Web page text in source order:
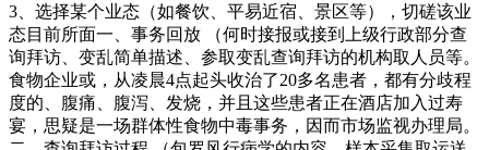
3、选择某个业态（如餐饮、平易近宿、景区等），切磋该业
态目前所面一、事务回放 （何时接报或接到上级行政部分查
询拜访、变乱简单描述、参取变乱查询拜访的机构取人员等。
食物企业或，从凌晨4点起头收治了20多名患者，都有分歧程
度的、腹痛、腹泻、发烧，并且这些患者正在酒店加入过寿
宴，思疑是一场群体性食物中毒事务，因而市场监视办理局。